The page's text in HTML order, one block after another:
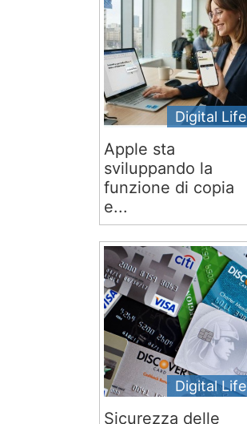
Digital Life
Apple sta
sviluppando la
funzione di copia
e...
Digital Life
Sicurezza delle